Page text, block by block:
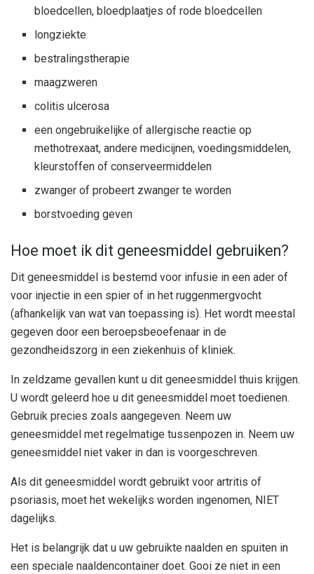
bloedcellen, bloedplaatjes of rode bloedcellen
longziekte
bestralingstherapie
maagzweren
colitis ulcerosa
een ongebruikelijke of allergische reactie op
methotrexaat, andere medicijnen, voedingsmiddelen,
kleurstoffen of conserveermiddelen
zwanger of probeert zwanger te worden
borstvoeding geven
Hoe moet ik dit geneesmiddel gebruiken?
Dit geneesmiddel is bestemd voor infusie in een ader of
voor injectie in een spier of in het ruggenmergvocht
(afhankelijk van wat van toepassing is). Het wordt meestal
gegeven door een beroepsbeoefenaar in de
gezondheidszorg in een ziekenhuis of kliniek.
In zeldzame gevallen kunt u dit geneesmiddel thuis krijgen.
U wordt geleerd hoe u dit geneesmiddel moet toedienen.
Gebruik precies zoals aangegeven. Neem uw
geneesmiddel met regelmatige tussenpozen in. Neem uw
geneesmiddel niet vaker in dan is voorgeschreven.
Als dit geneesmiddel wordt gebruikt voor artritis of
psoriasis, moet het wekelijks worden ingenomen, NIET
dagelijks.
Het is belangrijk dat u uw gebruikte naalden en spuiten in
een speciale naaldencontainer doet. Gooi ze niet in een